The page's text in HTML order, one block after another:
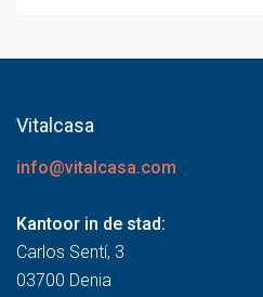
Vitalcasa
info@vitalcasa.com
Kantoor in de stad:
Carlos Sentí, 3
03700 Denia